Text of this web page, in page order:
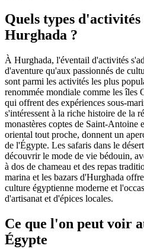
Quels types d'activités
Hurghada ?
À Hurghada, l'éventail d'activités
d'aventure qu'aux passionnés de
sont parmi les activités les plus
renommée mondiale comme les îles
qui offrent des expériences sous-
s'intéressent à la riche histoire de la
monastères coptes de Saint-Antoine
oriental tout proche, donnent un
de l'Égypte. Les safaris dans le
découvrir le mode de vie bédouin,
à dos de chameau et des repas
marina et les bazars d'Hurghada
culture égyptienne moderne et
d'artisanat et d'épices locales.
Ce que l'on peut voir
Égypte